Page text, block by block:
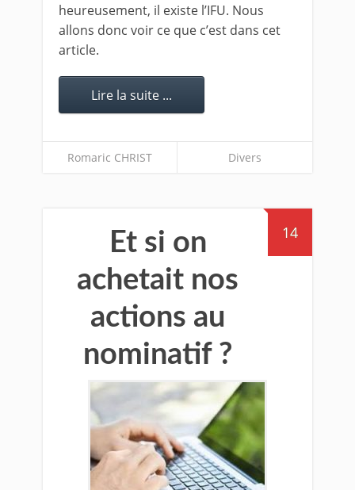
heureusement, il existe l’IFU. Nous
allons donc voir ce que c’est dans cet
article.
Lire la suite ...
Romaric CHRIST Divers
14
Et si on
achetait nos
actions au
nominatif ?